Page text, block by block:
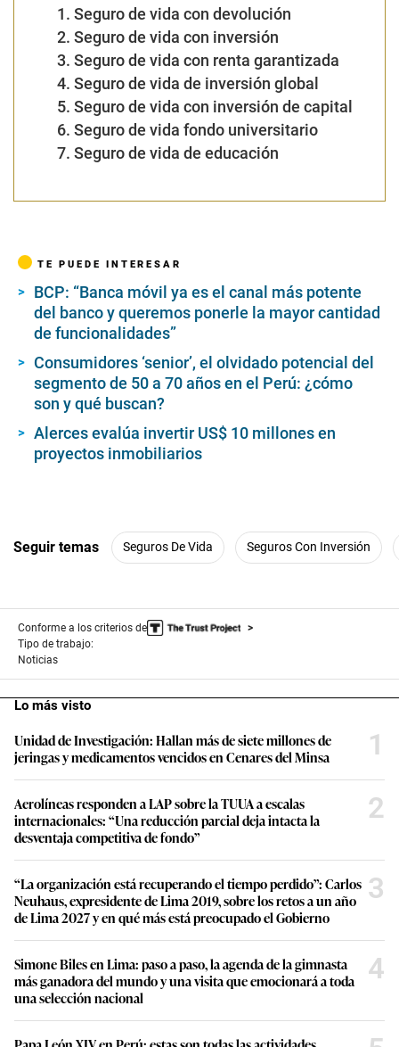
1. Seguro de vida con devolución
2. Seguro de vida con inversión
3. Seguro de vida con renta garantizada
4. Seguro de vida de inversión global
5. Seguro de vida con inversión de capital
6. Seguro de vida fondo universitario
7. Seguro de vida de educación
TE PUEDE INTERESAR
BCP: “Banca móvil ya es el canal más potente
del banco y queremos ponerle la mayor cantidad
de funcionalidades”
Consumidores ‘senior’, el olvidado potencial del
segmento de 50 a 70 años en el Perú: ¿cómo
son y qué buscan?
Alerces evalúa invertir US$ 10 millones en
proyectos inmobiliarios
Seguir temas Seguros De Vida Seguros Con Inversión
Conforme a los criterios de
Tipo de trabajo:
Noticias
Lo más visto
Unidad de Investigación: Hallan más de siete millones de
jeringas y medicamentos vencidos en Cenares del Minsa
1
Aerolíneas responden a LAP sobre la TUUA a escalas
internacionales: “Una reducción parcial deja intacta la
desventaja competitiva de fondo”
2
“La organización está recuperando el tiempo perdido”: Carlos
Neuhaus, expresidente de Lima 2019, sobre los retos a un año
de Lima 2027 y en qué más está preocupado el Gobierno
3
Simone Biles en Lima: paso a paso, la agenda de la gimnasta
más ganadora del mundo y una visita que emocionará a toda
una selección nacional
4